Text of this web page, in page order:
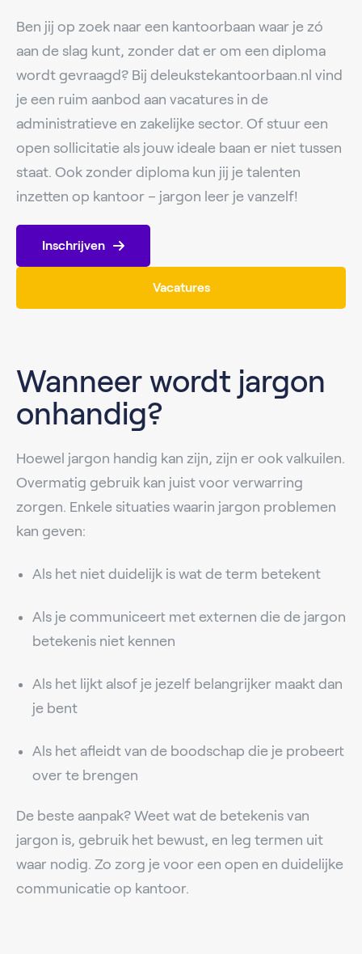
Ben jij op zoek naar een kantoorbaan waar je zó
aan de slag kunt, zonder dat er om een diploma
wordt gevraagd? Bij deleukstekantoorbaan.nl vind
je een ruim aanbod aan vacatures in de
administratieve en zakelijke sector. Of stuur een
open sollicitatie als jouw ideale baan er niet tussen
staat. Ook zonder diploma kun jij je talenten
inzetten op kantoor – jargon leer je vanzelf!
Inschrijven
Vacatures
Wanneer wordt jargon
onhandig?
Hoewel jargon handig kan zijn, zijn er ook valkuilen.
Overmatig gebruik kan juist voor verwarring
zorgen. Enkele situaties waarin jargon problemen
kan geven:
Als het niet duidelijk is wat de term betekent
Als je communiceert met externen die de jargon
betekenis niet kennen
Als het lijkt alsof je jezelf belangrijker maakt dan
je bent
Als het afleidt van de boodschap die je probeert
over te brengen
De beste aanpak? Weet wat de betekenis van
jargon is, gebruik het bewust, en leg termen uit
waar nodig. Zo zorg je voor een open en duidelijke
communicatie op kantoor.